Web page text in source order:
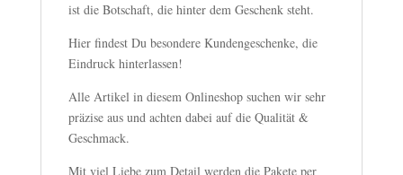
ist die Botschaft, die hinter dem Geschenk steht.
Hier findest Du besondere Kundengeschenke, die
Eindruck hinterlassen!
Alle Artikel in diesem Onlineshop suchen wir sehr
präzise aus und achten dabei auf die Qualität &
Geschmack.
Mit viel Liebe zum Detail werden die Pakete per